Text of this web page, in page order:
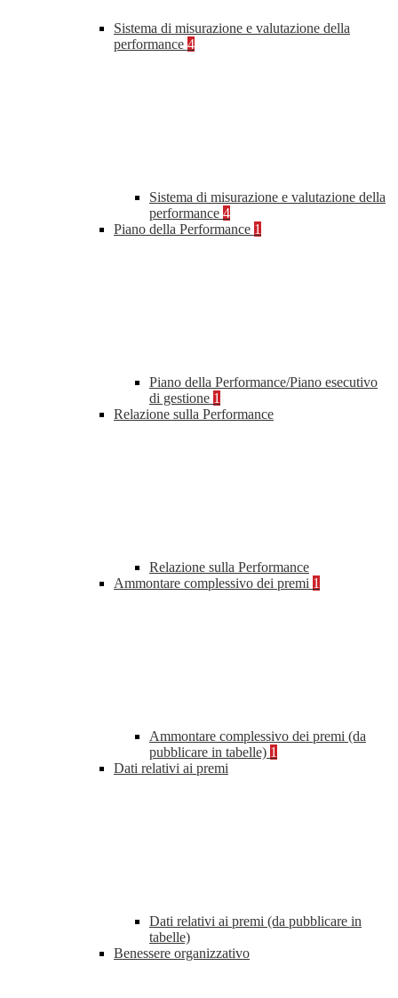
Sistema di misurazione e valutazione della
performance 4
Sistema di misurazione e valutazione della
performance 4
Piano della Performance 1
Piano della Performance/Piano esecutivo
di gestione 1
Relazione sulla Performance
Relazione sulla Performance
Ammontare complessivo dei premi 1
Ammontare complessivo dei premi (da
pubblicare in tabelle) 1
Dati relativi ai premi
Dati relativi ai premi (da pubblicare in
tabelle)
Benessere organizzativo